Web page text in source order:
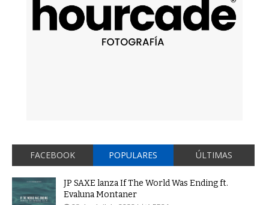
FACEBOOK POPULARES ÚLTIMAS
JP SAXE lanza If The World Was Ending ft.
Evaluna Montaner